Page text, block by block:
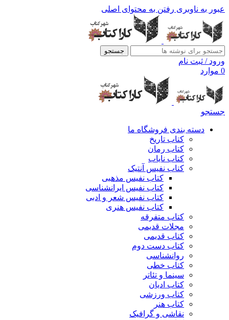
عبور به ناوبری رفتن به محتوای اصلی
جستجو
ورود / ثبت نام
0 موارد
جستجو
دسته بندی فروشگاه ما
کتاب تاریخ
کتاب رمان
کتاب نایاب
کتاب نفیس آنتیک
کتاب نفیس مذهبی
کتاب نفیس ایرانشناسی
کتاب نفیس شعر و ادبی
کتاب نفیس هنری
کتاب متفرقه
مجلات قدیمی
کتاب قدیمی
کتاب دست دوم
روانشناسی
کتاب خطی
سینما و تئاتر
کتاب ادیان
کتاب ورزشی
کتاب هنر
نقاشی و گرافیک